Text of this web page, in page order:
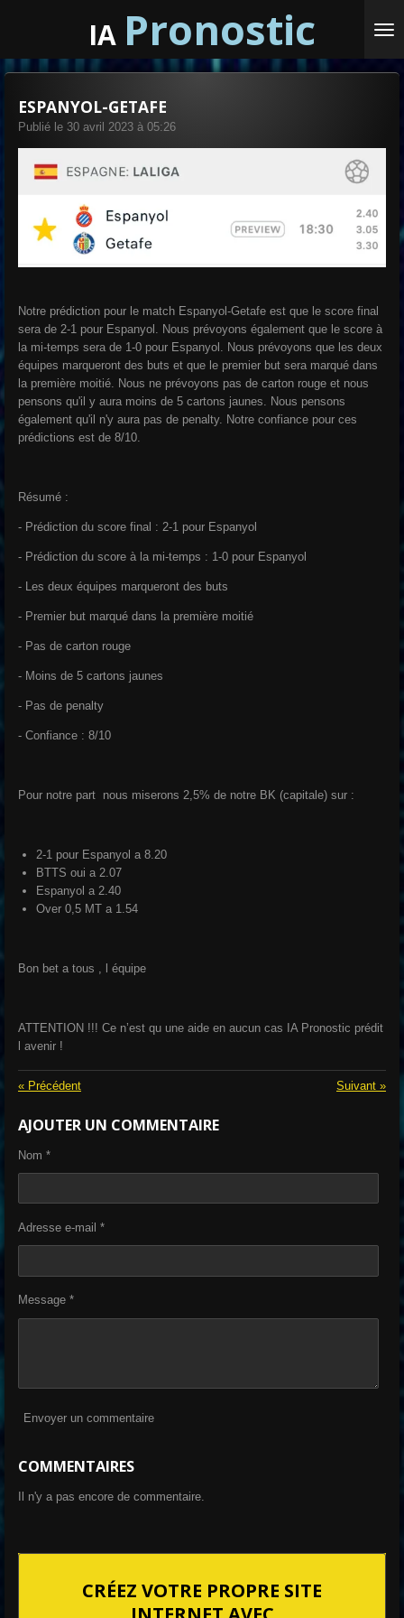
principal
IA Pronostic
ESPANYOL-GETAFE
Publié le 30 avril 2023 à 05:26
Notre prédiction pour le match Espanyol-Getafe est que le score final
sera de 2-1 pour Espanyol. Nous prévoyons également que le score à
la mi-temps sera de 1-0 pour Espanyol. Nous prévoyons que les deux
équipes marqueront des buts et que le premier but sera marqué dans
la première moitié. Nous ne prévoyons pas de carton rouge et nous
pensons qu'il y aura moins de 5 cartons jaunes. Nous pensons
également qu'il n'y aura pas de penalty. Notre confiance pour ces
prédictions est de 8/10.
Résumé :
- Prédiction du score final : 2-1 pour Espanyol
- Prédiction du score à la mi-temps : 1-0 pour Espanyol
- Les deux équipes marqueront des buts
- Premier but marqué dans la première moitié
- Pas de carton rouge
- Moins de 5 cartons jaunes
- Pas de penalty
- Confiance : 8/10
Pour notre part nous miserons 2,5% de notre BK (capitale) sur :
2-1 pour Espanyol a 8.20
BTTS oui a 2.07
Espanyol a 2.40
Over 0,5 MT a 1.54
Bon bet a tous , l équipe
ATTENTION !!! Ce n’est qu une aide en aucun cas IA Pronostic prédit
l avenir !
« Précédent Suivant »
AJOUTER UN COMMENTAIRE
Nom *
Adresse e-mail *
Message *
Envoyer un commentaire
COMMENTAIRES
Il n'y a pas encore de commentaire.
CRÉEZ VOTRE PROPRE SITE